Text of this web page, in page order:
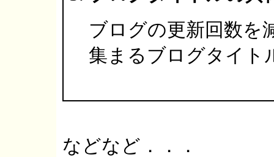
ブログの更新回数を
集まるブログタイト
などなど．．．